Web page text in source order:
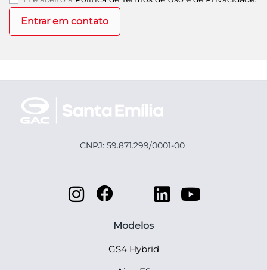
Entrar em contato
CNPJ: 59.871.299/0001-00
Modelos
GS4 Hybrid